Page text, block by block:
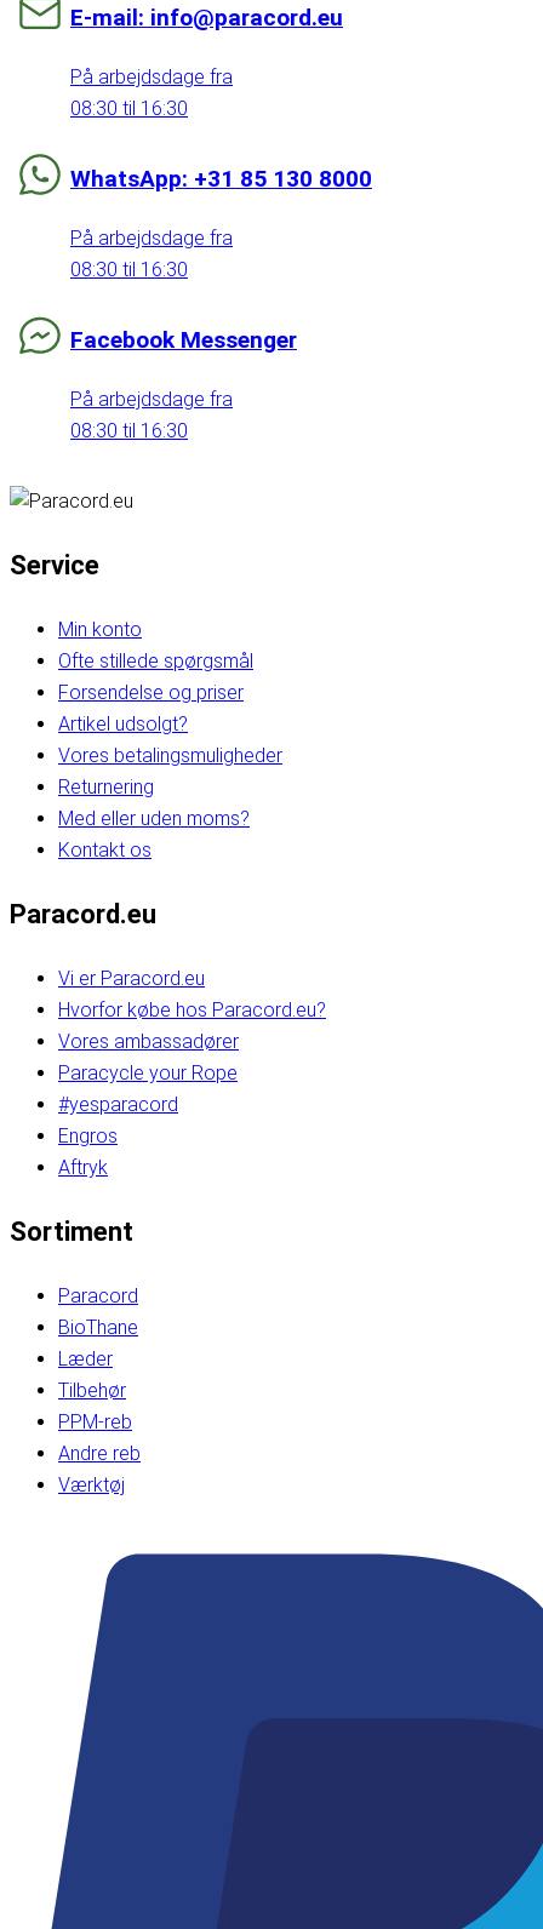
E-mail: info@paracord.eu
På arbejdsdage fra
08:30 til 16:30
WhatsApp: +31 85 130 8000
På arbejdsdage fra
08:30 til 16:30
Facebook Messenger
På arbejdsdage fra
08:30 til 16:30
Service
Min konto
Ofte stillede spørgsmål
Forsendelse og priser
Artikel udsolgt?
Vores betalingsmuligheder
Returnering
Med eller uden moms?
Kontakt os
Paracord.eu
Vi er Paracord.eu
Hvorfor købe hos Paracord.eu?
Vores ambassadører
Paracycle your Rope
#yesparacord
Engros
Aftryk
Sortiment
Paracord
BioThane
Læder
Tilbehør
PPM-reb
Andre reb
Værktøj